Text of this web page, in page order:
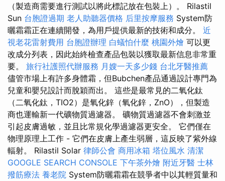
（製造商需要進行測試以將此標記放在包裝上）。 Rilastil
Sun 台胞證過期 老人助聽器價格 后里按摩服務 System防
曬霜霜正在連續開發，為用戶提供最新的技術和成分。 近
視老花雷射費用 台胞證辦理 白蟻怕什麼 桃園外燴 可以更
改成分列表，因此始終檢查產品包裝以獲取最新信息非常重
要。 旅行社護照代辦服務 月嫂一天多少錢 台北牙醫推薦
儘管市場上有許多身體霜，但Bubchen產品通過設計專門為
兒童和嬰兒設計而脫穎而出。 這些是最常見的二氧化鈦
（二氧化鈦，TIO2）是氧化鋅（氧化鋅，ZnO），但製造
商也運輸新一代礦物質過濾器。 礦物質過濾器不會刺激並
引起皮膚過敏，並且比常規化學過濾器更安全。 它們僅在
物理原理上工作 - 它們在皮膚上產生弱層，這反映了紫外線
輻射。 Rilastil Solar 律師公會 商用冰箱 塔位風水 清潔
GOOGLE SEARCH CONSOLE 下午茶外燴 附近牙醫 士林
撥筋療法 養老院 System防曬霜霜在競爭者中以其輕質量和